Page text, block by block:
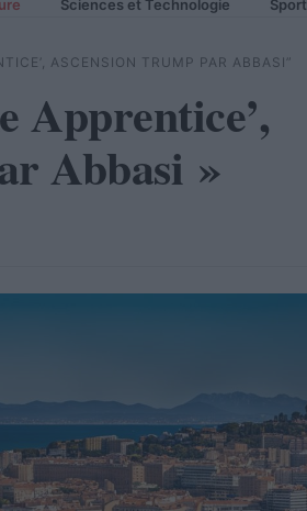
Sciences et Technologie Sport
ASCENSION TRUMP PAR ABBASI”
Apprentice’,
Abbasi »